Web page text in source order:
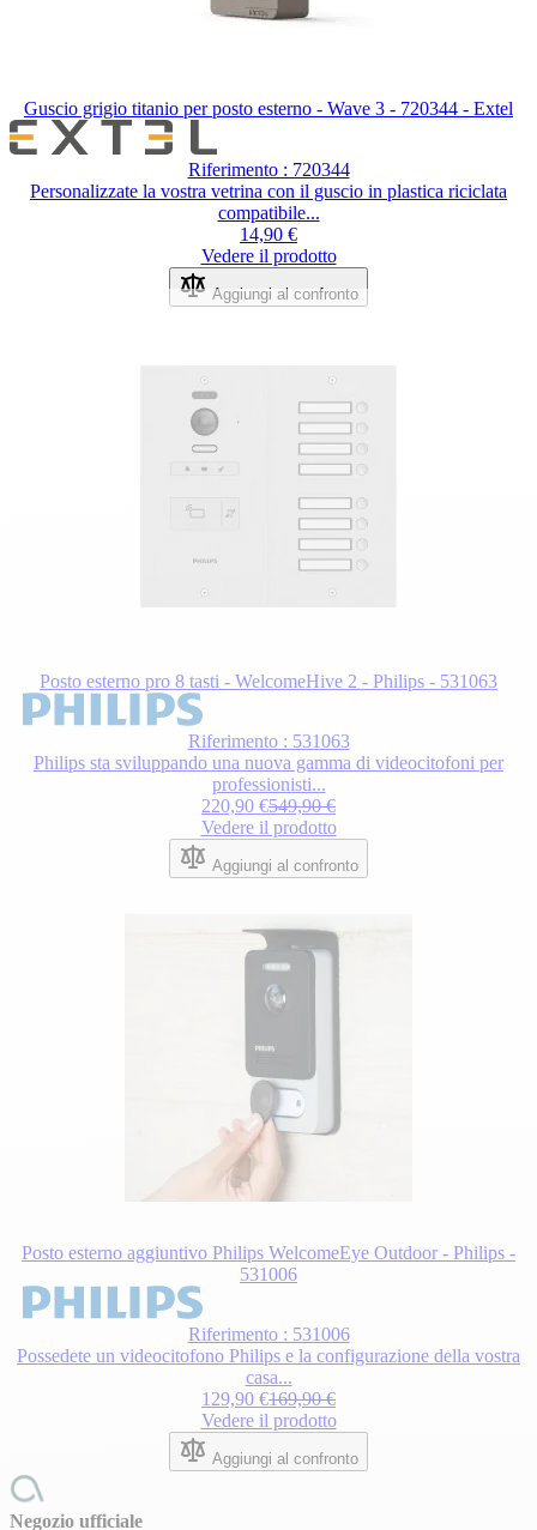
Guscio grigio titanio per posto esterno - Wave 3 - 720344 - Extel
Riferimento : 720344
Personalizzate la vostra vetrina con il guscio in plastica riciclata
compatibile...
14,90 €
Vedere il prodotto
Aggiungi al confronto
Posto esterno pro 8 tasti - WelcomeHive 2 - Philips - 531063
Riferimento : 531063
Philips sta sviluppando una nuova gamma di videocitofoni per
professionisti...
220,90 €549,90 €
Vedere il prodotto
Aggiungi al confronto
Posto esterno aggiuntivo Philips WelcomeEye Outdoor - Philips -
531006
Riferimento : 531006
Possedete un videocitofono Philips e la configurazione della vostra
casa...
129,90 €169,90 €
Vedere il prodotto
Aggiungi al confronto
Negozio ufficiale